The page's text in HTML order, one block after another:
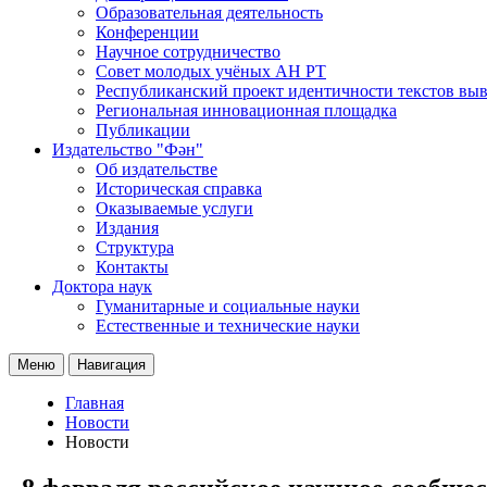
Образовательная деятельность
Конференции
Научное сотрудничество
Совет молодых учёных АН РТ
Республиканский проект идентичности текстов
Региональная инновационная площадка
Публикации
Издательство "Фән"
Об издательстве
Историческая справка
Оказываемые услуги
Издания
Структура
Контакты
Доктора наук
Гуманитарные и социальные науки
Естественные и технические науки
Меню Навигация
Главная
Новости
Новости